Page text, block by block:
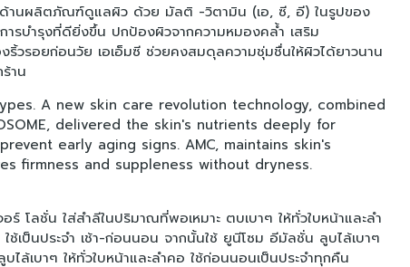
ด้านผลิตภัณฑ์ดูแลผิว ด้วย มัลติ -วิตามิน (เอ, ซี, อี) ในรูปของ
ารบำรุงที่ดียิ่งขึ้น ปกป้องผิวจากความหมองคล้ำ เสริม
วรอยก่อนวัย เอเอ็มซี ช่วยคงสมดุลความชุ่มชื่นให้ผิวได้ยาวนาน
าน
A new skin care revolution technology, combined
delivered the skin's nutrients deeply for
early aging signs. AMC, maintains skin's
firmness and suppleness without dryness.
โลชั่น ใส่สำลีในปริมาณที่พอเหมาะ ตบเบาๆ ให้ทั่วใบหน้าและลำ
เป็นประจำ เช้า-ก่อนนอน จากนั้นใช้ ยูนีโซม อีมัลชั่น ลูบไล้เบาๆ
ล้เบาๆ ให้ทั่วใบหน้าและลำคอ ใช้ก่อนนอนเป็นประจำทุกคืน